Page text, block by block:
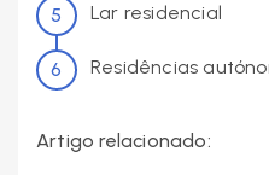
Lar residencial
Residências
Artigo relacionado: